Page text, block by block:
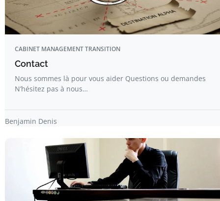
CABINET MANAGEMENT TRANSITION
Contact
Nous sommes là pour vous aider Questions ou demandes
N’hésitez pas à nous…
Benjamin Denis